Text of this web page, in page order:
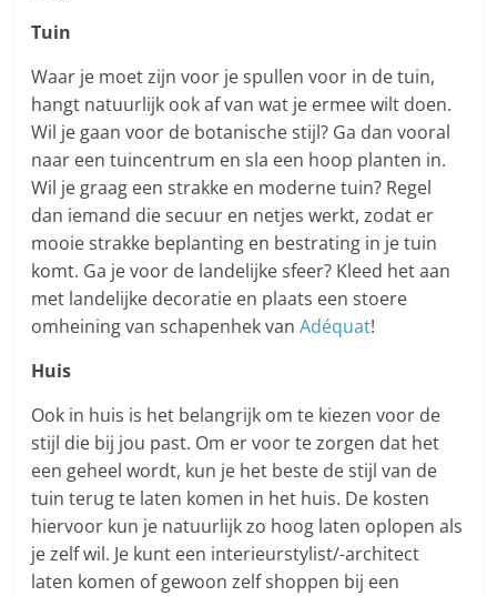
Tuin
Waar je moet zijn voor je spullen voor in de tuin,
hangt natuurlijk ook af van wat je ermee wilt doen.
Wil je gaan voor de botanische stijl? Ga dan vooral
naar een tuincentrum en sla een hoop planten in.
Wil je graag een strakke en moderne tuin? Regel
dan iemand die secuur en netjes werkt, zodat er
mooie strakke beplanting en bestrating in je tuin
komt. Ga je voor de landelijke sfeer? Kleed het aan
met landelijke decoratie en plaats een stoere
omheining van schapenhek vanAdéquat!
Huis
Ook in huis is het belangrijk om te kiezen voor de
stijl die bij jou past. Om er voor te zorgen dat het
een geheel wordt, kun je het beste de stijl van de
tuin terug te laten komen in het huis. De kosten
hiervoor kun je natuurlijk zo hoog laten oplopen als
je zelf wil. Je kunt een interieurstylist/-architect
laten komen of gewoon zelf shoppen bij een